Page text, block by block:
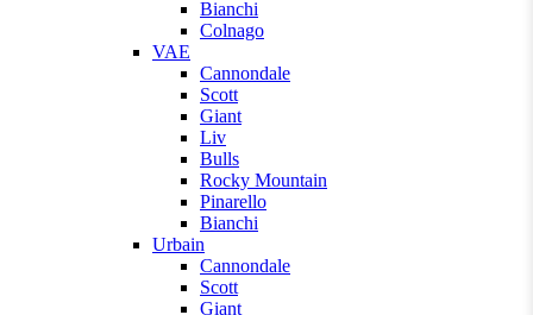
Bianchi
Colnago
VAE
Cannondale
Scott
Giant
Liv
Bulls
Rocky Mountain
Pinarello
Bianchi
Urbain
Cannondale
Scott
Giant